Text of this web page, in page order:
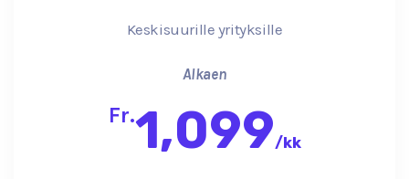
Keskisuurille yrityksille
Alkaen
Fr.1,099/kk